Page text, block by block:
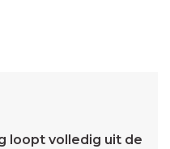
loopt volledig uit de